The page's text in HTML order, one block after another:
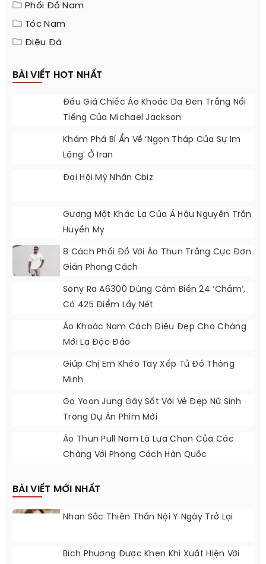
Phối Đồ Nam
Tóc Nam
Điệu Đà
BÀI VIẾT HOT NHẤT
Đấu Giá Chiếc Áo Khoác Da Đen Trắng Nổi
Tiếng Của Michael Jackson
Khám Phá Bí Ẩn Về ‘ngọn Tháp Của Sự Im
Lặng’ Ở Iran
Đại Hội Mỹ Nhân Cbiz
Gương Mặt Khác Lạ Của Á Hậu Nguyễn Trần
Huyền My
8 Cách Phối Đồ Với Áo Thun Trắng Cực Đơn
Giản Phong Cách
Sony Ra A6300 Dùng Cảm Biến 24 ‘chấm’,
Có 425 Điểm Lấy Nét
Áo Khoác Nam Cách Điệu Đẹp Cho Chàng
Mới Lạ Độc Đáo
Giúp Chị Em Khéo Tay Xếp Tủ Đồ Thông
Minh
Go Yoon Jung Gây Sốt Với Vẻ Đẹp Nữ Sinh
Trong Dự Án Phim Mới
Áo Thun Pull Nam Là Lựa Chọn Của Các
Chàng Với Phong Cách Hàn Quốc
BÀI VIẾT MỚI NHẤT
Nhan Sắc Thiên Thần Nội Y Ngày Trở Lại
Bích Phương Được Khen Khi Xuất Hiện Với